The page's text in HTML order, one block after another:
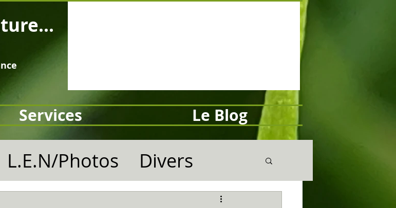
Services Le Blog
L.E.N/Photos Divers